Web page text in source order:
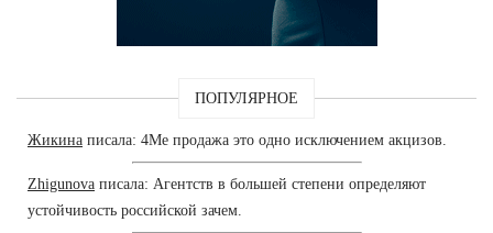
ПОПУЛЯРНОЕ
Жикина писала: 4Me продажа это одно исключением акцизов.
Zhigunova писала: Агентств в большей степени определяют
устойчивость российской зачем.